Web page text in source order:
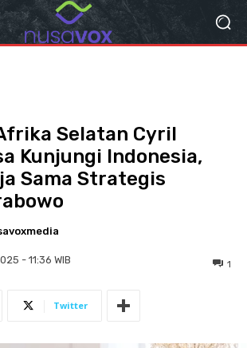
Selatan Cyril
Kunjungi Indonesia,
Sama Strategis
- 11:36 WIB 1
Twitter